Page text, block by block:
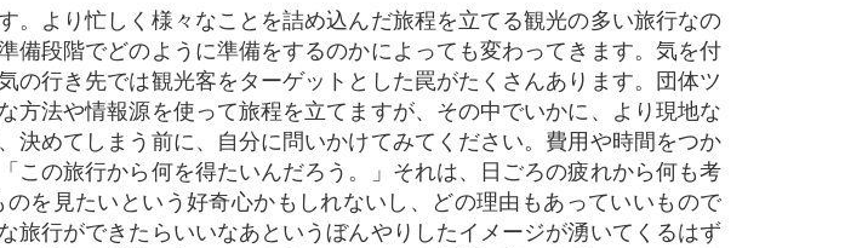
段階でどのように準備をするのかによっても変わってきます。気を付
行き先では観光客をターゲットとした罠がたくさんあります。団体ツ
法や情報源を使って旅程を立てますが、その中でいかに、より現地な
決めてしまう前に、自分に問いかけてみてください。費用や時間をつか
の旅行から何を得たいんだろう。」それは、日ごろの疲れから何も考
を見たいという好奇心かもしれないし、どの理由もあっていいもので
行ができたらいいなあというぼんやりしたイメージが湧いてくるはず